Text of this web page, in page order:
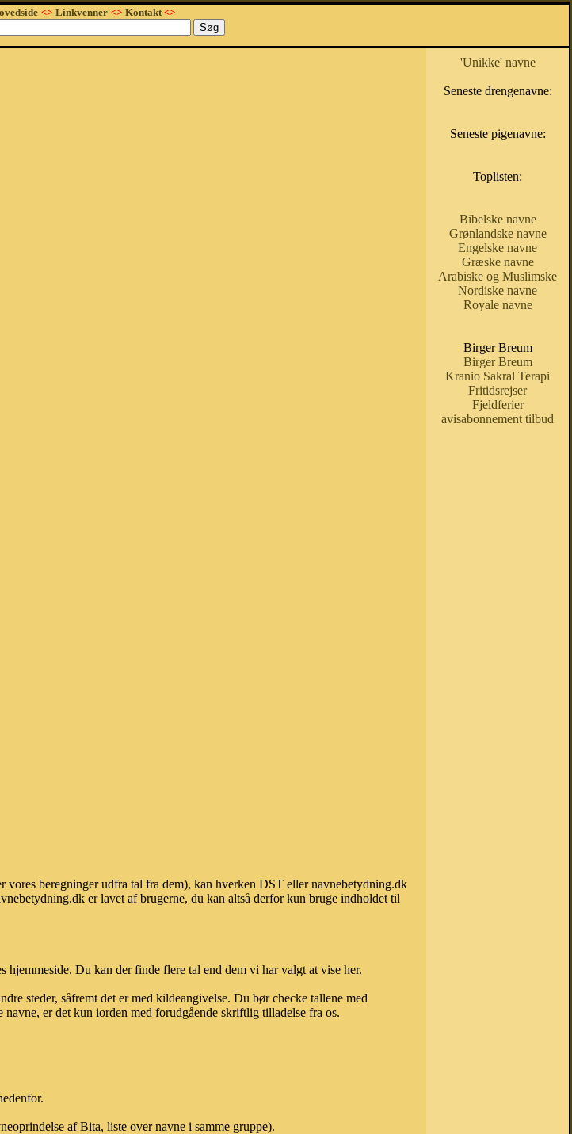
<> Linkvenner <> Kontakt<>
beregninger udfra tal fra dem), kan hverken DST eller navnebetydning.dk
er lavet af brugerne, du kan altså derfor kun bruge indholdet til
Du kan der finde flere tal end dem vi har valgt at vise her.
steder, såfremt det er med kildeangivelse. Du bør checke tallene med
er det kun iorden med forudgående skriftlig tilladelse fra os.
af Bita, liste over navne i samme gruppe).
'Unikke' navne
Seneste drengenavne:
Seneste pigenavne:
Toplisten:
Bibelske navne
Grønlandske navne
Engelske navne
Græske navne
Arabiske og Muslimske
Nordiske navne
Royale navne
Birger Breum
Birger Breum
Kranio Sakral Terapi
Fritidsrejser
Fjeldferier
avisabonnement tilbud